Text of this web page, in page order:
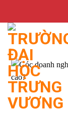
content